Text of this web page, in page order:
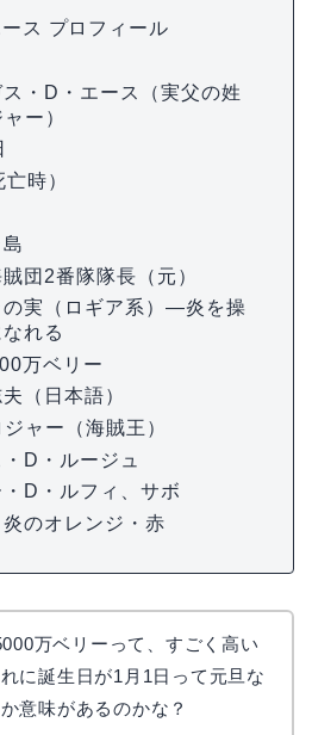
ス プロフィール
ス・D・エース（実父の姓
ー）
時）
賊団2番隊隊長（元）
の実（ロギア系）—炎を操
れる
万ベリー
（日本語）
ャー（海賊王）
D・ルージュ
・D・ルフィ、サボ
炎のオレンジ・赤
万ベリーって、すごく高い
に誕生日が1月1日って元旦な
意味があるのかな？